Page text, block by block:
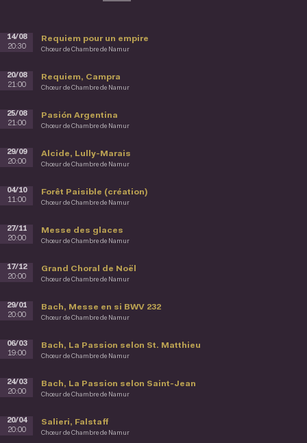
Requiem pour un empire
Chœur de Chambre de Namur
14/08
20:30
Requiem, Campra
Chœur de Chambre de Namur
20/08
21:00
Pasión Argentina
Chœur de Chambre de Namur
25/08
21:00
Alcide, Lully-Marais
Chœur de Chambre de Namur
29/09
20:00
Forêt Paisible (création)
Chœur de Chambre de Namur
04/10
11:00
Messe des glaces
Chœur de Chambre de Namur
27/11
20:00
Grand Choral de Noël
Chœur de Chambre de Namur
17/12
20:00
Bach, Messe en si BWV 232
Chœur de Chambre de Namur
29/01
20:00
Bach, La Passion selon St. Matthieu
Chœur de Chambre de Namur
06/03
19:00
Bach, La Passion selon Saint-Jean
Chœur de Chambre de Namur
24/03
20:00
Salieri, Falstaff
Chœur de Chambre de Namur
20/04
20:00